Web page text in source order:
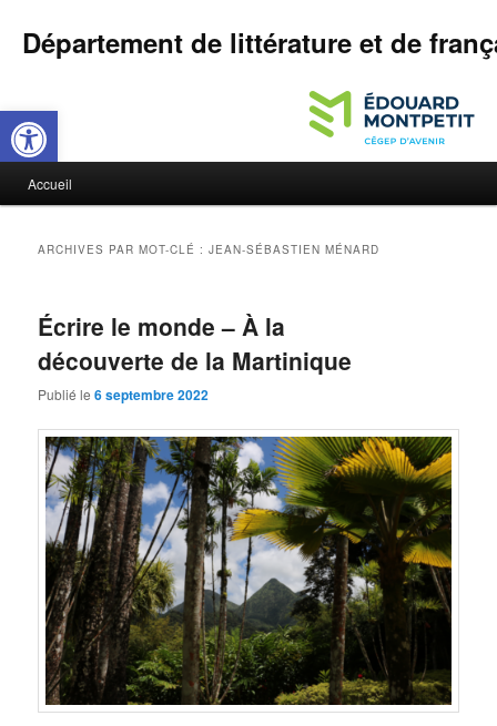
Ouvrir la barre d’outils
Département de littérature et de
Aller
principal
Aller
secondaire
Accueil
ARCHIVES PAR MOT-CLÉ :JEAN-SÉBASTIEN MÉNARD
Écrire le monde – À la
découverte de la Martinique
Publié le6 septembre 2022